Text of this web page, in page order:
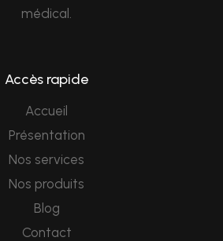
médical.
Accès rapide
Accueil
Présentation
Nos services
Nos produits
Blog
Contact